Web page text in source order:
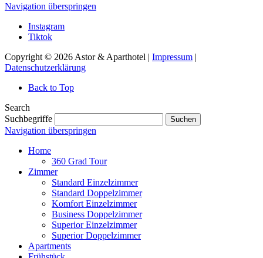
Navigation überspringen
Instagram
Tiktok
Copyright © 2026 Astor & Aparthotel | Impressum |
Datenschutzerklärung
Back to Top
Search
Suchbegriffe
Suchen
Navigation überspringen
Home
360 Grad Tour
Zimmer
Standard Einzelzimmer
Standard Doppelzimmer
Komfort Einzelzimmer
Business Doppelzimmer
Superior Einzelzimmer
Superior Doppelzimmer
Apartments